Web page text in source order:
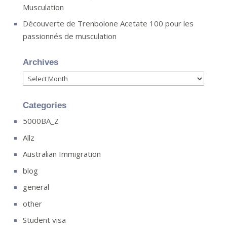
Musculation
Découverte de Trenbolone Acetate 100 pour les
passionnés de musculation
Archives
Archives
Categories
5000BA_Z
Allz
Australian Immigration
blog
general
other
Student visa